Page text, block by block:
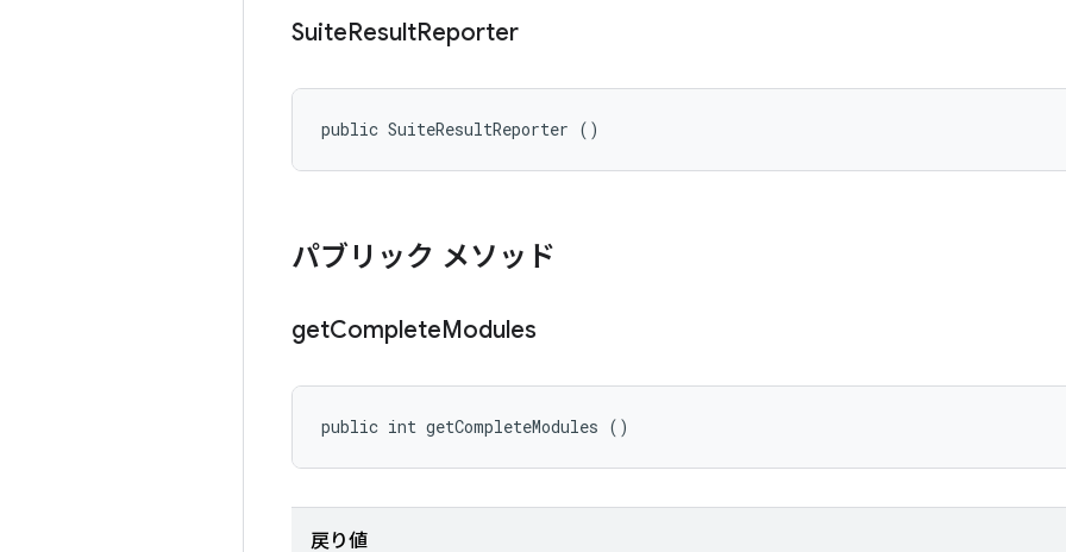
SuiteResultReporter
public SuiteResultReporter ()
パブリック メソッド
getCompleteModules
public int getCompleteModules ()
戻り値